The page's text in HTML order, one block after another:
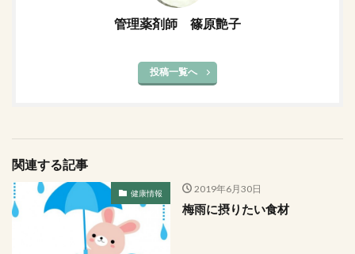
管理薬剤師 篠原艶子
投稿一覧へ
関連する記事
健康情報 2019年6月30日
梅雨に摂りたい食材